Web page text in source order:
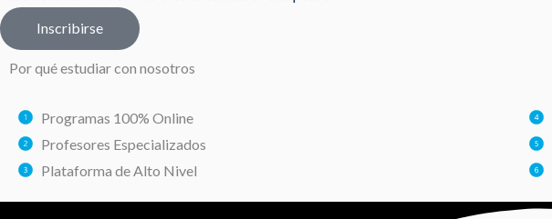
Inscribirse
Por qué estudiar con nosotros
Programas 100% Online
Profesores Especializados
Plataforma de Alto Nivel